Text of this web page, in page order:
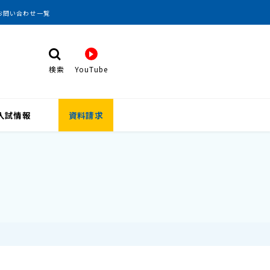
問い合わせ一覧
検索 YouTube
試情報 資料請求